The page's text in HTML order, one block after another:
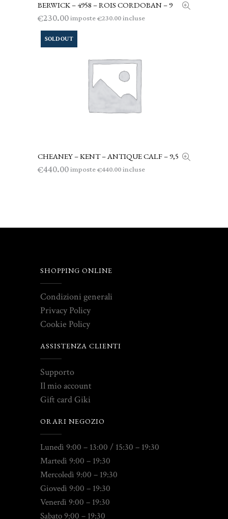
LEGGI TUTTO
BERWICK – 4958 – ROIS CORDOBAN – 9
€230.00imposte€230.00incluse
SOLD OUT
LEGGI TUTTO
CHEANEY – KENT – ANTIQUE CALF – 9,5
€440.00imposte€440.00incluse
SHOPPING ONLINE
Condizioni generali
Privacy Policy
Cookie Policy
ASSISTENZA CLIENTI
Supporto
Il mio account
Gift card Giki
ORARI NEGOZIO
Lunedì 9:00 – 13:00 / 15:30 – 19:30
Martedì 9:00 – 19:30
Mercoledì 9:00 – 19:30
Giovedì 9:00 – 19:30
Venerdì 9:00 – 19:30
Sabato 9:00 – 19:30